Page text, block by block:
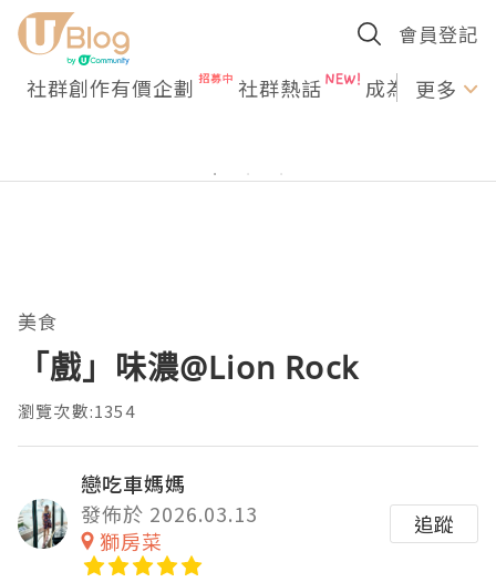
會員登記
社群創作有價企劃 社群熱話 成為U更多
美食
「戲」味濃@Lion Rock
瀏覽次數:1354
戀吃車媽媽
發佈於 2026.03.13
獅房菜
追蹤